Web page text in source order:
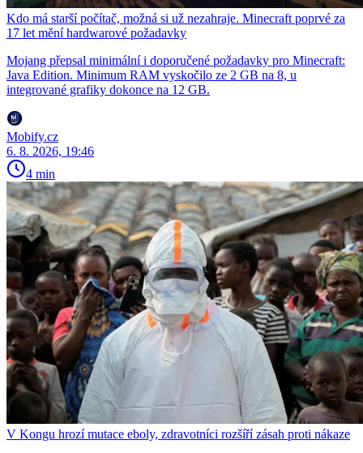
Kdo má starší počítač, možná si už nezahraje. Minecraft poprvé za
17 let mění hardwarové požadavky
Mojang přepsal minimální i doporučené požadavky pro Minecraft:
Java Edition. Minimum RAM vyskočilo ze 2 GB na 8, u
integrované grafiky dokonce na 12 GB.
Mobify.cz
6. 8. 2026, 19:46
4 min
V Kongu hrozí mutace eboly, zdravotníci rozšíří zásah proti nákaze